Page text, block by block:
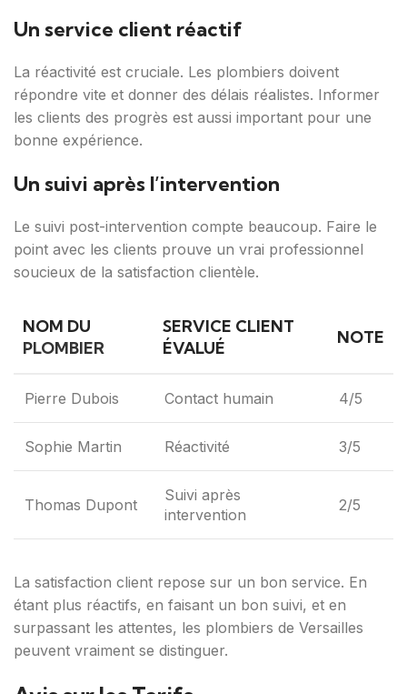
Un service client réactif
La réactivité est cruciale. Les plombiers doivent
répondre vite et donner des délais réalistes. Informer
les clients des progrès est aussi important pour une
bonne expérience.
Un suivi après l’intervention
Le suivi post-intervention compte beaucoup. Faire le
point avec les clients prouve un vrai professionnel
soucieux de la satisfaction clientèle.
NOM DU
PLOMBIER
SERVICE CLIENT
ÉVALUÉ
NOTE
Pierre Dubois Contact humain 4/5
Sophie Martin Réactivité 3/5
Thomas Dupont
Suivi après
intervention
2/5
La satisfaction client repose sur un bon service. En
étant plus réactifs, en faisant un bon suivi, et en
surpassant les attentes, les plombiers de Versailles
peuvent vraiment se distinguer.